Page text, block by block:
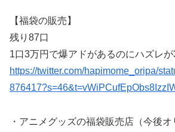
【福袋の販売】
残り87口
1口3万円で爆アドがあるのにハズレ
https://twitter.com/hapimome_oripa/
・アニメグッズの福袋販売店（今後